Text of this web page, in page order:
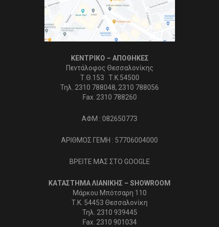
ΚΕΝΤΡΙΚΟ – ΑΠΟΘΗΚΕΣ
Πεντάλοφος Θεσσαλονίκης
Τ.Θ.153 Τ.Κ.54500
Τηλ. 2310 788048, 2310 788056
Fax. 2310 788260
ΑΦΜ : 082650773
ΑΡΙΘΜΟΣ ΓΕΜΗ : 57706004000
ΒΡΕΙΤΕ ΜΑΣ ΣΤΟ GOOGLE
ΚΑΤΑΣΤΗΜΑ ΛΙΑΝΙΚΗΣ – SHOWROOM
Μάρκου Μπότσαρη 110
Τ.Κ. 54453 Θεσσαλονίκη
Τηλ. 2310 939445
Fax. 2310 901034